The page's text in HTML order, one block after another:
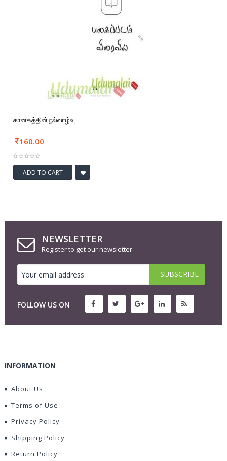
கானகத்தின் நல்வாழ்வு
160.00
ADD TO CART
NEWSLETTER
Register to get our newsletter
FOLLOW US ON
INFORMATION
About Us
Terms of Use
Privacy Policy
Shipping Policy
Return Policy